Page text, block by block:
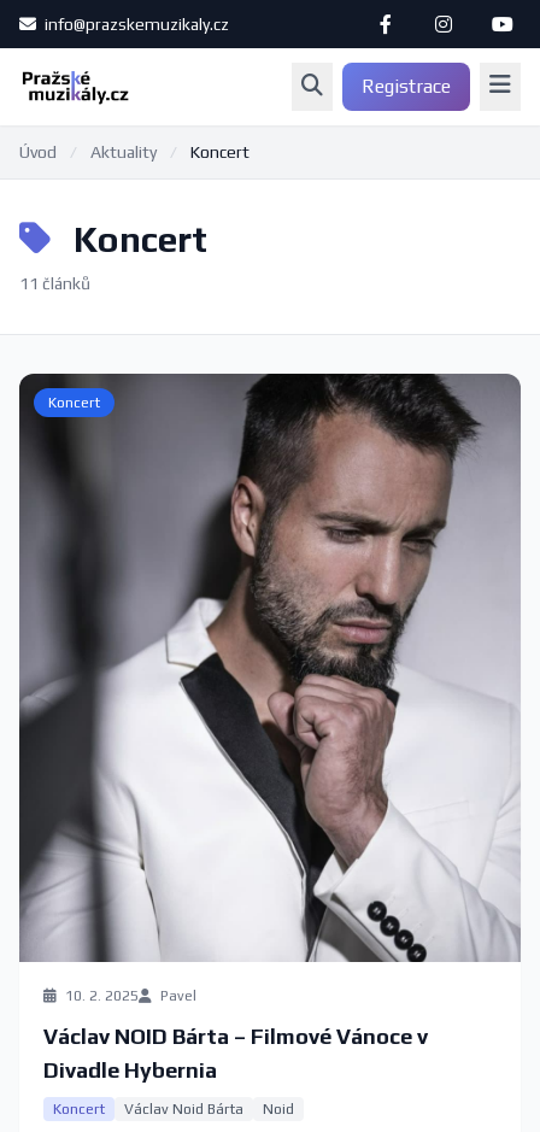
info@prazskemuzikaly.cz
Registrace
Úvod / Aktuality / Koncert
Koncert
11 článků
Koncert
10. 2. 2025 Pavel
Václav NOID Bárta – Filmové Vánoce v
Divadle Hybernia
Koncert Václav Noid Bárta Noid